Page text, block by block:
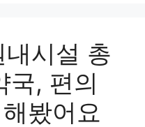
시설 총
국, 편의
봤어요